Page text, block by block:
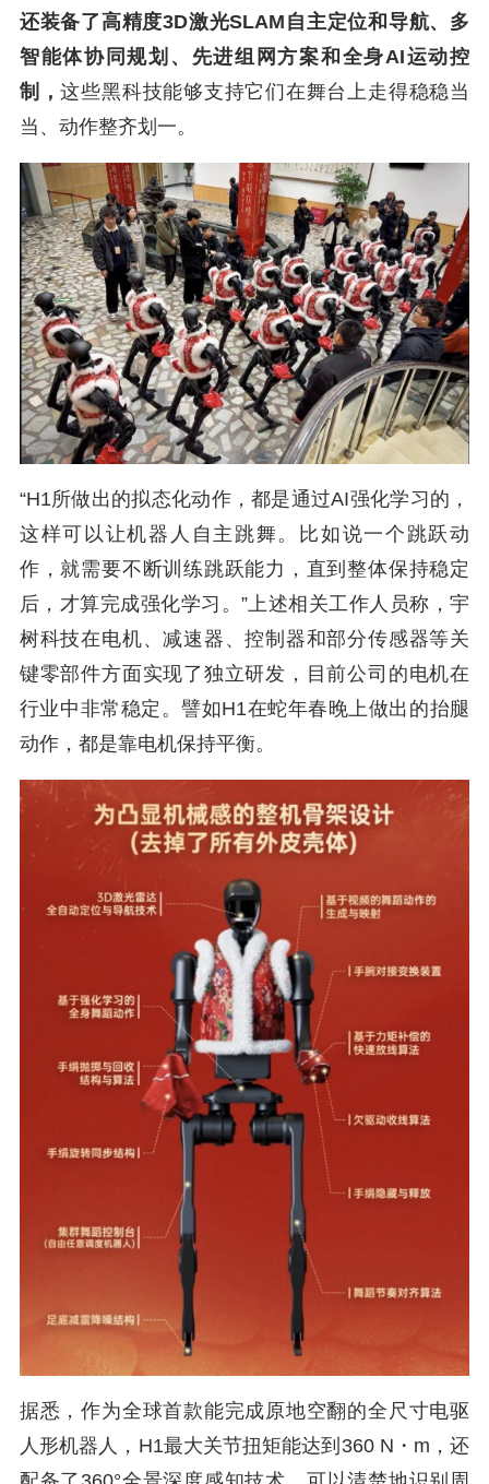
还装备了高精度3D激光SLAM自主定位和导航、多
智能体协同规划、先进组网方案和全身AI运动控
制，这些黑科技能够支持它们在舞台上走得稳稳当
当、动作整齐划一。
“H1所做出的拟态化动作，都是通过AI强化学习的，
这样可以让机器人自主跳舞。比如说一个跳跃动
作，就需要不断训练跳跃能力，直到整体保持稳定
后，才算完成强化学习。”上述相关工作人员称，宇
树科技在电机、减速器、控制器和部分传感器等关
键零部件方面实现了独立研发，目前公司的电机在
行业中非常稳定。譬如H1在蛇年春晚上做出的抬腿
动作，都是靠电机保持平衡。
据悉，作为全球首款能完成原地空翻的全尺寸电驱
人形机器人，H1最大关节扭矩能达到360 N・m，还